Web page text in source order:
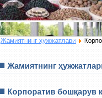
Жамиятнинг ҳужжатлари
Жамиятнинг
Корпоратив бошқарув